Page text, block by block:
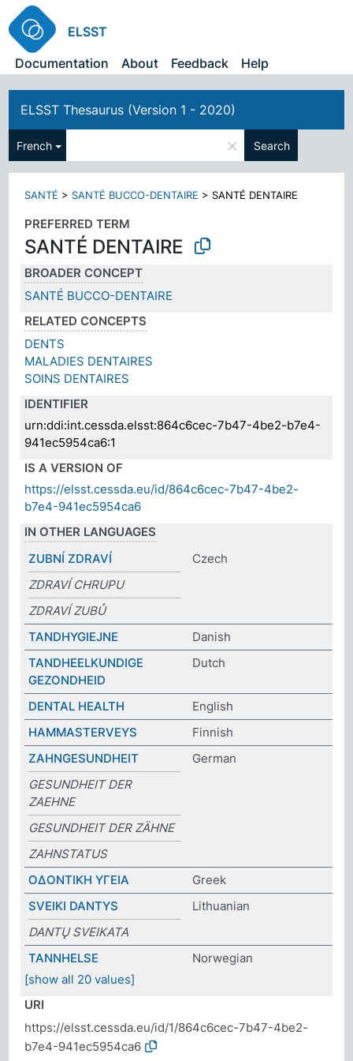
ELSST
Documentation
About Feedback Help
ELSST Thesaurus (Version 1 - 2020)
French × Search
SANTÉ > SANTÉ BUCCO-DENTAIRE >SANTÉ DENTAIRE
PREFERRED TERM
SANTÉ DENTAIRE
BROADER CONCEPT
SANTÉ BUCCO-DENTAIRE
RELATED CONCEPTS
DENTS
MALADIES DENTAIRES
SOINS DENTAIRES
IDENTIFIER
urn:ddi:int.cessda.elsst:864c6cec-7b47-4be2-b7e4-
941ec5954ca6:1
IS A VERSION OF
https://elsst.cessda.eu/id/864c6cec-7b47-4be2-
b7e4-941ec5954ca6
IN OTHER LANGUAGES
ZUBNÍ ZDRAVÍ
Czech
ZDRAVÍ CHRUPU
ZDRAVÍ ZUBŮ
TANDHYGIEJNE
Danish
TANDHEELKUNDIGE
GEZONDHEID
Dutch
DENTAL HEALTH
English
HAMMASTERVEYS
Finnish
ZAHNGESUNDHEIT
German
GESUNDHEIT DER
ZAEHNE
GESUNDHEIT DER ZÄHNE
ZAHNSTATUS
ΟΔΟΝΤΙΚΗ ΥΓΕΙΑ
Greek
SVEIKI DANTYS
Lithuanian
DANTŲ SVEIKATA
TANNHELSE
Norwegian
[show all 20 values]
URI
https://elsst.cessda.eu/id/1/864c6cec-7b47-4be2-
b7e4-941ec5954ca6